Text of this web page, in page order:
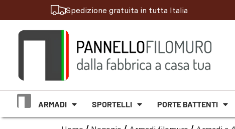
Spedizione gratuita in tutta Italia
ARMADI SPORTELLI PORTE BATTENTI